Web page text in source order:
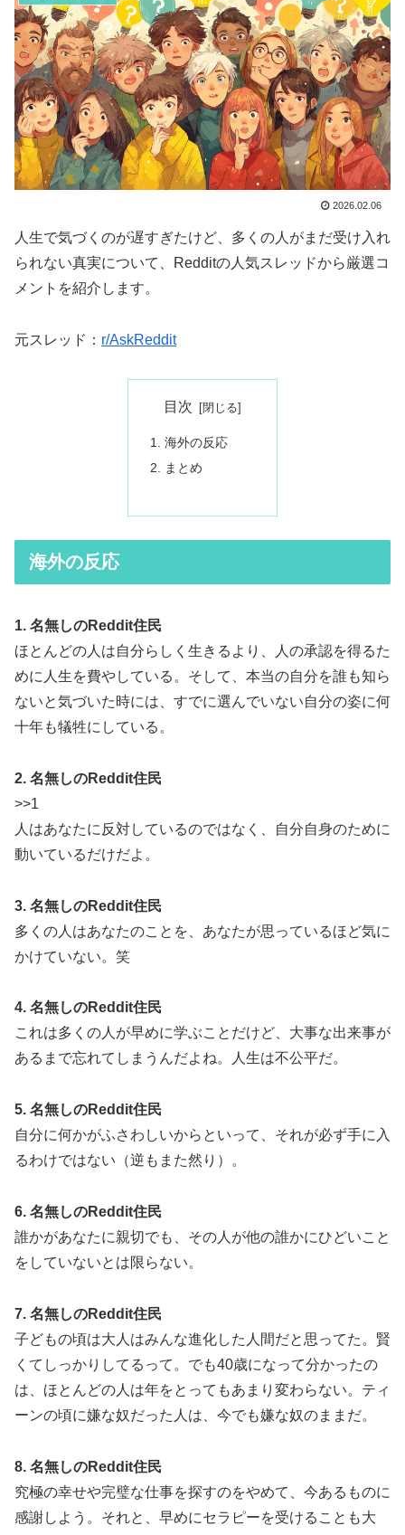
2026.02.06
人生で気づくのが遅すぎたけど、多くの人がまだ受け入れ
られない真実について、Redditの人気スレッドから厳選コ
メントを紹介します。
元スレッド： r/AskReddit
目次
海外の反応
まとめ
海外の反応
1. 名無しのReddit住民
ほとんどの人は自分らしく生きるより、人の承認を得るた
めに人生を費やしている。そして、本当の自分を誰も知ら
ないと気づいた時には、すでに選んでいない自分の姿に何
十年も犠牲にしている。
2. 名無しのReddit住民
>>1
人はあなたに反対しているのではなく、自分自身のために
動いているだけだよ。
3. 名無しのReddit住民
多くの人はあなたのことを、あなたが思っているほど気に
かけていない。笑
4. 名無しのReddit住民
これは多くの人が早めに学ぶことだけど、大事な出来事が
あるまで忘れてしまうんだよね。人生は不公平だ。
5. 名無しのReddit住民
自分に何かがふさわしいからといって、それが必ず手に入
るわけではない（逆もまた然り）。
6. 名無しのReddit住民
誰かがあなたに親切でも、その人が他の誰かにひどいこと
をしていないとは限らない。
7. 名無しのReddit住民
子どもの頃は大人はみんな進化した人間だと思ってた。賢
くてしっかりしてるって。でも40歳になって分かったの
は、ほとんどの人は年をとってもあまり変わらない。ティ
ーンの頃に嫌な奴だった人は、今でも嫌な奴のままだ。
8. 名無しのReddit住民
究極の幸せや完璧な仕事を探すのをやめて、今あるものに
感謝しよう。それと、早めにセラピーを受けることも大